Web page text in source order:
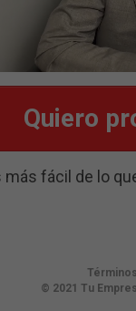
Quiero
más fácil de lo
© 2021 Tu